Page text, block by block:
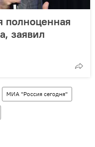
полноценная
заявил
МИА "Россия сегодня"